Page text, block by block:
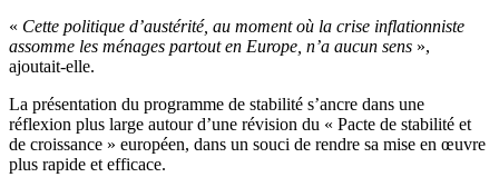
« Cette politique d’austérité, au moment où la crise inflationniste
assomme les ménages partout en Europe, n’a aucun sens »,
ajoutait-elle.
La présentation du programme de stabilité s’ancre dans une
réflexion plus large autour d’une révision du « Pacte de stabilité et
de croissance » européen, dans un souci de rendre sa mise en œuvre
plus rapide et efficace.